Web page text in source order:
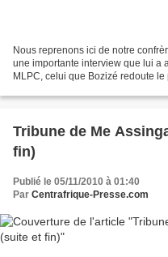
Nous reprenons ici de notre
une importante interview que lui a
MLPC, celui que Bozizé redoute
Tribune de Me
fin)
Publié le 05/11/2010 à 01:40
Par Centrafrique-Presse.com